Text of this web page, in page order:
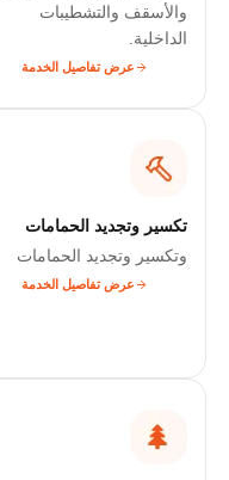
والأسقف والتشطيبات
الداخلية.
عرض تفاصيل الخدمة
تكسير وتجديد الحمامات
وتكسير وتجديد الحمامات
عرض تفاصيل الخدمة